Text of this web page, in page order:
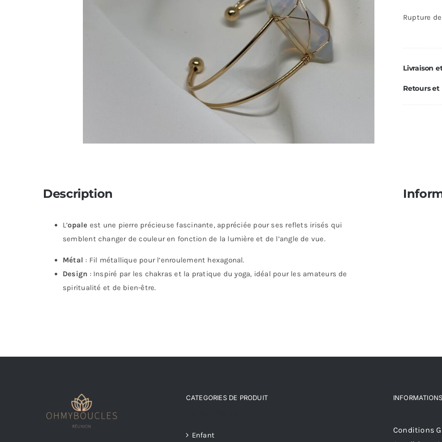
Rupture
Livraison
Retours et
Description
L’opale est une pierre précieuse fascinante, appréciée pour ses reflets irisés qui
semblent changer de couleur en fonction de la lumière et de l’angle de vue.
Métal : Fil métallique pour l’enroulement hexagonal.
Design : Inspiré par les chakras et la pratique du yoga, idéal pour les amateurs de
spiritualité et de bien-être.
CATEGORIES DE PRODUIT
Enfant
Conditions